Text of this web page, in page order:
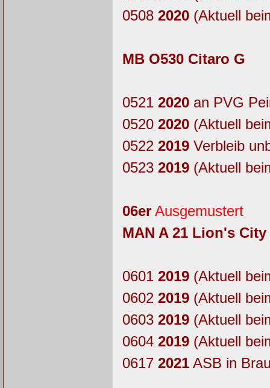
0508 2020(Aktuell
MB O530 Citaro G
0521 2020an PVG
0520 2020(Aktuell
0522 2019Verbleib
0523 2019(Aktuell
06er Ausgemustert
MAN A 21 Lion's City
0601 2019(Aktuell
0602 2019(Aktuell
0603 2019(Aktuell
0604 2019(Aktuell
0617 2021ASB in